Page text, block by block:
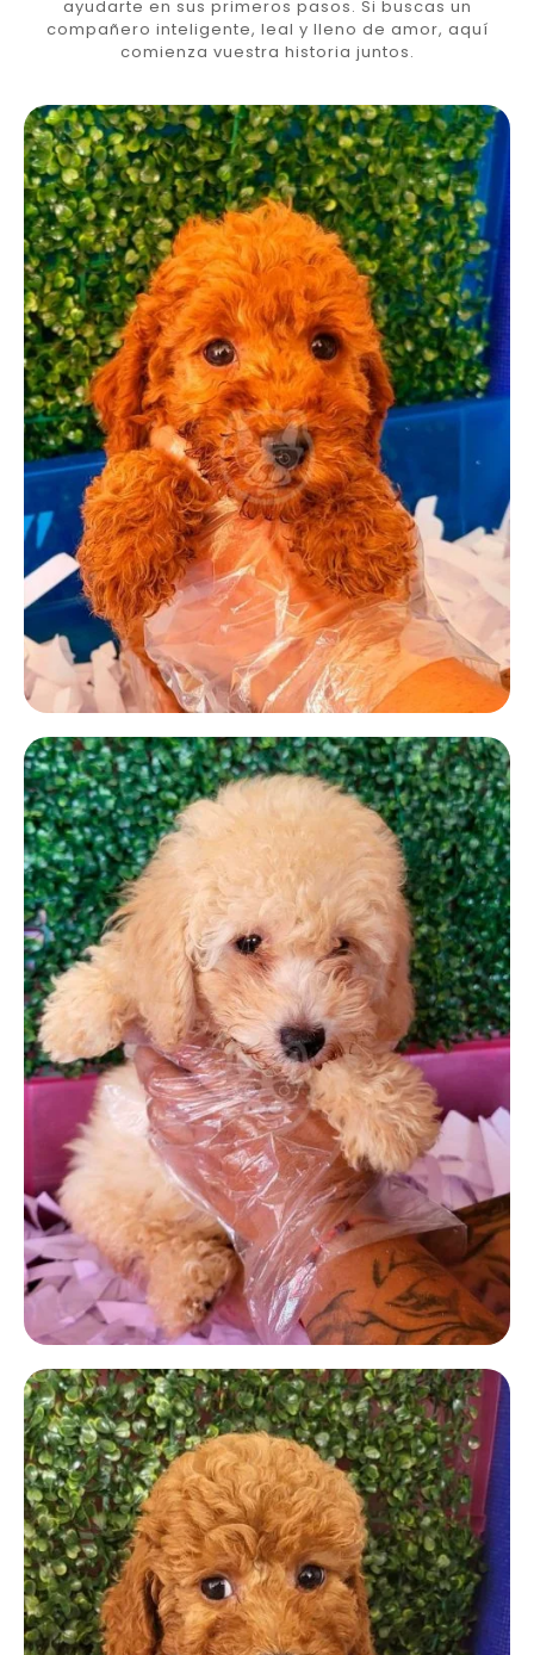
ayudarte en sus primeros pasos. Si buscas un
compañero inteligente, leal y lleno de amor, aquí
comienza vuestra historia juntos.